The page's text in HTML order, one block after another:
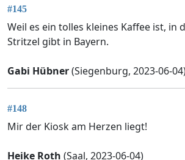
#145
Weil es ein tolles kleines Kaffee ist, in
Stritzel gibt in Bayern.
Gabi Hübner(Siegenburg, 2023-06-
#148
Mir der Kiosk am Herzen liegt!
Heike Roth (Saal, 2023-06-04)